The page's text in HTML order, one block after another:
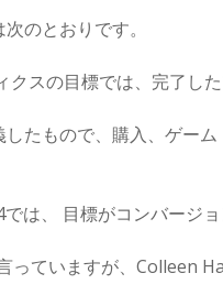
のとおりです。
スの目標では、完了し
たもので、購入、ゲー
は、 目標がコンバージョ
っていますが、Colleen